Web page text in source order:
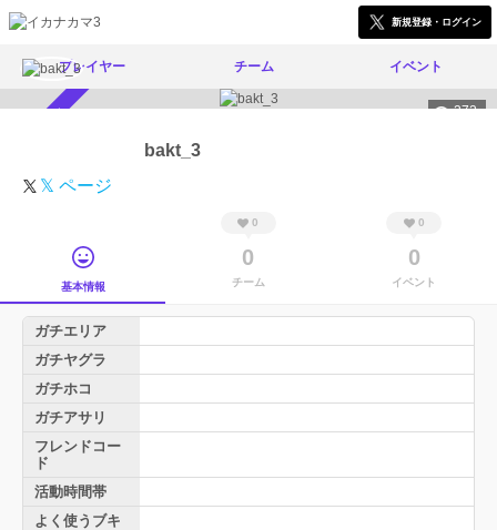
新規登録・ログイン
プレイヤー チーム イベント
272
bakt_3
𝕏 ページ
基本情報
0
0
チーム
0
0
イベント
ガチエリア
ガチヤグラ
ガチホコ
ガチアサリ
フレンドコー
ド
活動時間帯
よく使うブキ